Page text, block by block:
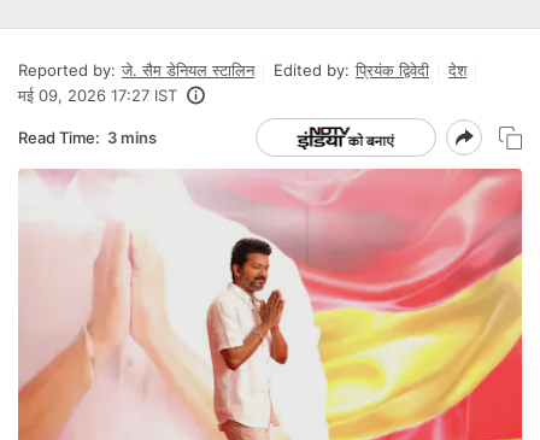
Reported by: जे. सैम डेनियल स्टालिन Edited by: प्रियंक द्विवेदी
देश
मई 09, 2026 17:27 IST
Read Time: 3 mins